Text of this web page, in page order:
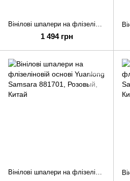
1 494 грн
Вінілові шпалери на флізеліновій основі Yuanlong Samsara 881701